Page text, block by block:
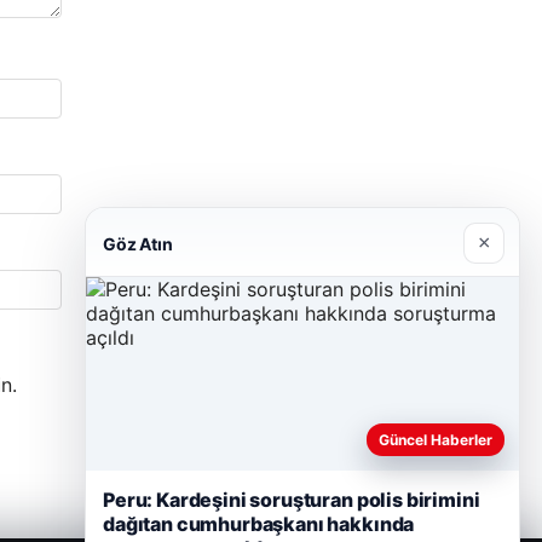
Göz Atın ×
Güncel Haberler
Peru: Kardeşini soruşturan polis birimini
dağıtan cumhurbaşkanı hakkında